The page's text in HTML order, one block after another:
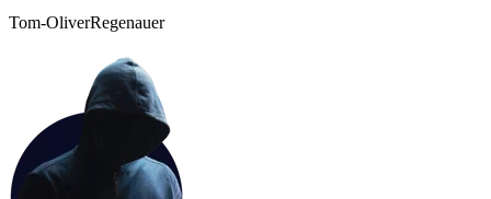
Tom-OliverRegenauer